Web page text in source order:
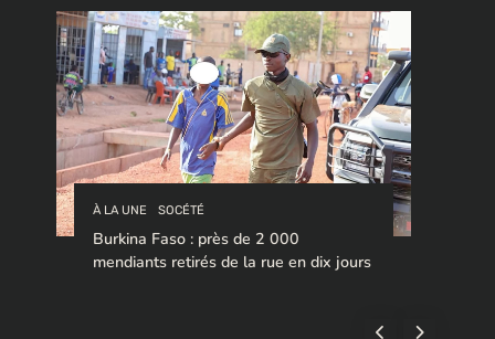
À LA UNE SOCÉTÉ
Burkina Faso : près de 2 000
mendiants retirés de la rue en dix jours